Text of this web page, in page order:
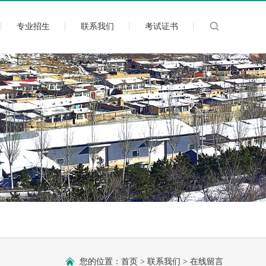
专业招生 联系我们 考试证书
您的位置： 首页 > 联系我们 > 在线留言